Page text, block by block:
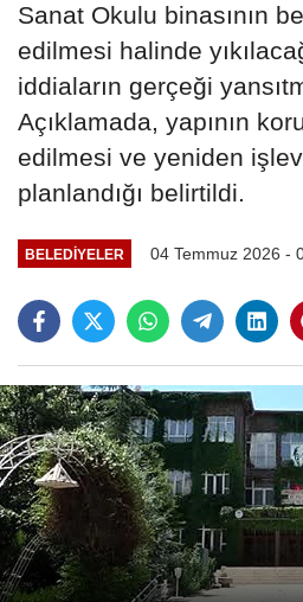
Sanat Okulu binasının
edilmesi halinde
iddiaların gerçeği
Açıklamada, yapının
edilmesi ve yeniden
planlandığı belirtildi.
BELEDIYELER 04 Temmuz 2026 -